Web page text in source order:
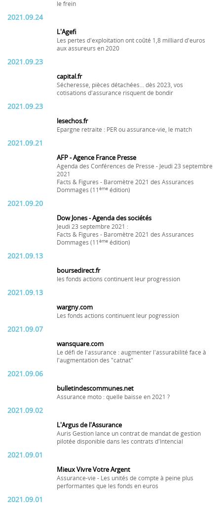
le frein
2021.09.24
L'Agefi
Les pertes d'exploitation ont coûté 1,8 milliard d'euros
aux assureurs en 2020
2021.09.23
capital.fr
Sécheresse, pièces détachées... dès 2023, vos
cotisations d'assurance risquent de bondir
2021.09.23
lesechos.fr
Epargne retraite : PER ou assurance-vie, le match
2021.09.21
AFP - Agence France Presse
Agenda des Conférences de Presse - Jeudi 23 septembre
2021
Facts & Figures - Baromètre 2021 des Assurances
Dommages (11 ème édition)
2021.09.20
Dow Jones - Agenda des sociétés
Jeudi 23 septembre 2021 :
Facts & Figures - Baromètre 2021 des Assurances
Dommages (11 ème édition)
2021.09.13
boursedirect.fr
les fonds actions continuent leur progression
2021.09.13
wargny.com
Les fonds actions continuent leur pogression
2021.09.07
wansquare.com
Le défi de l'assurance : augmenter l'assurabilité face à
l'augmentation des "catnat"
2021.09.06
bulletindescommunes.net
Assurance moto : quelle baisse en 2021 ?
2021.09.02
L'Argus de l'Assurance
Auris Gestion lance un contrat de mandat de gestion
pilotée disponible dans les contrats d'Intencial
2021.09.01
Mieux Vivre Votre Argent
Assurance-vie - Les unités de compte à peine plus
performantes que les fonds en euros
2021.09.01